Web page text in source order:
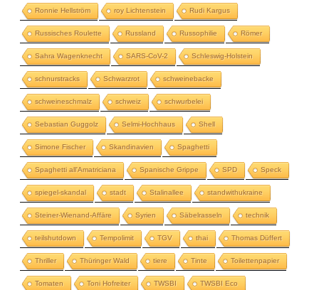
Ronnie Hellström roy Lichtenstein Rudi Kargus
Russisches Roulette Russland Russophilie Römer
Sahra Wagenknecht SARS-CoV-2 Schleswig-Holstein
schnurstracks Schwarzrot schweinebacke
schweineschmalz schweiz schwurbelei
Sebastian Guggolz Selmi-Hochhaus Shell
Simone Fischer Skandinavien Spaghetti
Spaghetti all'Amatriciana Spanische Grippe SPD Speck
spiegel-skandal stadt Stalinallee standwithukraine
Steiner-Wienand-Affäre Syrien Säbelrasseln technik
teilshutdown Tempolimit TGV thai Thomas Düffert
Thriller Thüringer Wald tiere Tinte Toilettenpapier
Tomaten Toni Hofreiter TWSBI TWSBI Eco